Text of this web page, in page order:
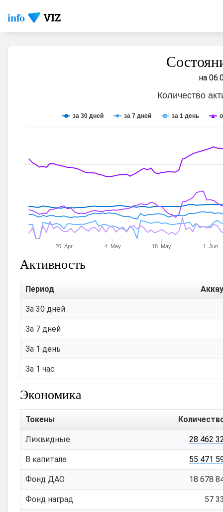
info
на
Количество
за 30 дней за 7 дней за 1 день
20. Apr 4. May 18. May 1. Jun
Активность
Период
За 30 дней
За 7 дней
За 1 день
За 1 час
Экономика
Токены
Ликвидные 28 462
В капитале 55 471
Фонд ДАО 18 678
Фонд наград 57